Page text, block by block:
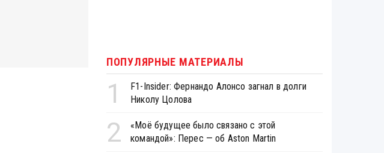
ПОПУЛЯРНЫЕ МАТЕРИАЛЫ
1
F1-Insider: Фернандо Алонсо загнал в долги
Николу Цолова
2
«Моё будущее было связано с этой
командой»: Перес — об Aston Martin